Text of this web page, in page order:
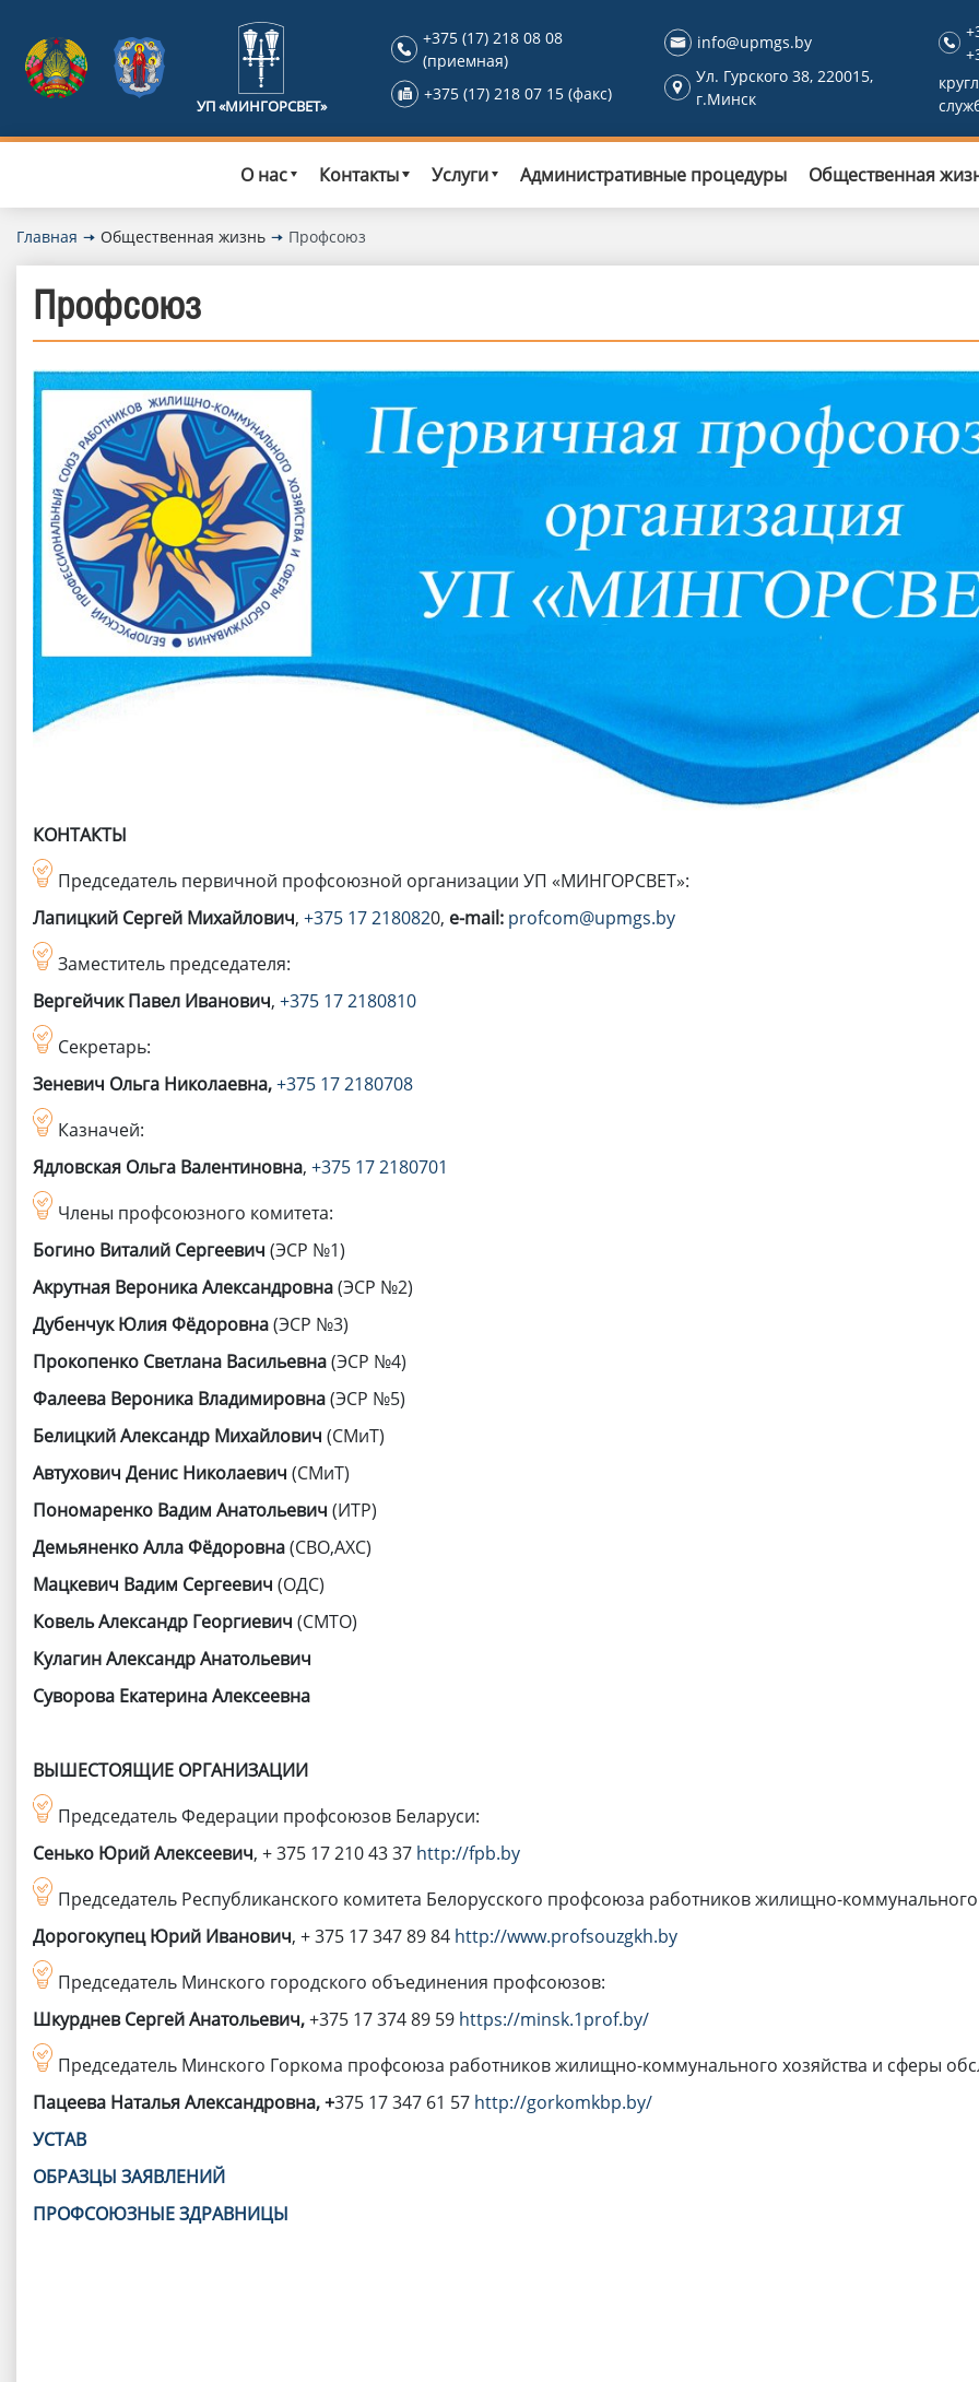
УП «МИНГОРСВЕТ»
+375 (17) 218 08 08
(приемная)
+375 (17) 218 07 15 (факс)
info@upmgs.by
Ул. Гурского 38, 220015,
г.Минск
О нас Контакты Услуги Административные процедуры Общественная
Главная Общественная жизнь Профсоюз
Профсоюз
КОНТАКТЫ
Председатель первичной профсоюзной организации УП «МИНГОРСВЕТ»:
Лапицкий Сергей Михайлович, +375 17 2180820, e-mail: profcom@upmgs.by
Заместитель председателя:
Вергейчик Павел Иванович, +375 17 2180810
Секретарь:
Зеневич Ольга Николаевна,+375 17 2180708
Казначей:
Ядловская Ольга Валентиновна, +375 17 2180701
Члены профсоюзного комитета:
Богино Виталий Сергеевич (ЭСР №1)
Акрутная Вероника Александровна(ЭСР №2)
Дубенчук Юлия Фёдоровна(ЭСР №3)
Прокопенко Светлана Васильевна(ЭСР №4)
Фалеева Вероника Владимировна(ЭСР №5)
Белицкий Александр Михайлович (СМиТ)
Автухович Денис Николаевич (СМиТ)
Пономаренко Вадим Анатольевич (ИТР)
Демьяненко Алла Фёдоровна(СВО,АХС)
Мацкевич Вадим Сергеевич (ОДС)
Ковель Александр Георгиевич (СМТО)
Кулагин Александр Анатольевич
Суворова Екатерина Алексеевна
ВЫШЕСТОЯЩИЕ ОРГАНИЗАЦИИ
Председатель Федерации профсоюзов Беларуси:
Сенько Юрий Алексеевич, + 375 17 210 43 37 http://fpb.by
Председатель Республиканского комитета Белорусского профсоюза работников жилищно-
Дорогокупец Юрий Иванович, + 375 17 347 89 84 http://www.profsouzgkh.by
Председатель Минского городского объединения профсоюзов:
Шкурднев Сергей Анатольевич,+375 17374 89 59 https://minsk.1prof.by/
Председатель Минского Горкома профсоюза работников жилищно-коммунального хозяйства и сферы
Пацеева Наталья Александровна, +375 17 347 61 57 http://gorkomkbp.by/
УСТАВ
ОБРАЗЦЫ ЗАЯВЛЕНИЙ
ПРОФСОЮЗНЫЕ ЗДРАВНИЦЫ